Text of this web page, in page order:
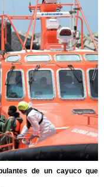
de un cayuco que